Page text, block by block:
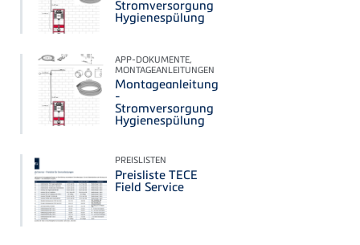
Stromversorgung
Hygienespülung
APP-DOKUMENTE,
MONTAGEANLEITUNGEN
Montageanleitung
-
Stromversorgung
Hygienespülung
PREISLISTEN
Preisliste TECE
Field Service